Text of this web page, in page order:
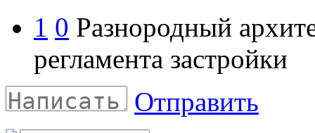
1 0 Разнородный
регламента застройки
Отправить